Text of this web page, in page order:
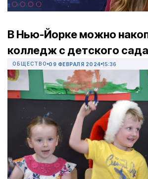
В Нью-Йорке можно
колледж с детского сада
ОБЩЕСТВО 09 ФЕВРАЛЯ 2024 15:36